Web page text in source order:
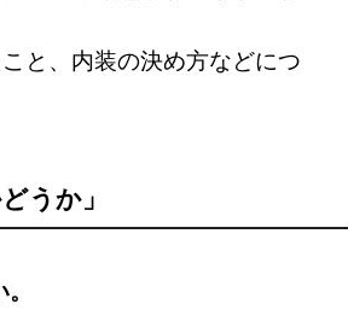
と、内装の決め方などにつ
うか」